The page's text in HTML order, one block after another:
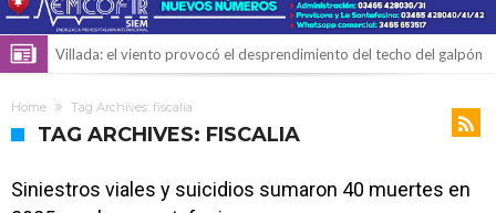
Villada: el viento provocó el desprendimiento del techo del galpón
adultos mayores
Colecta solidaria de juguetes en Firmat para el EPI y el Hospital
golosinas para agasajar a los niños en su día
Vuelve el básquet: este viernes arranca el Clausura con agenda
Home Tag Archives: fiscalia
TAG ARCHIVES: FISCALIA
Siniestros viales y suicidios sumaron 40 muertes en